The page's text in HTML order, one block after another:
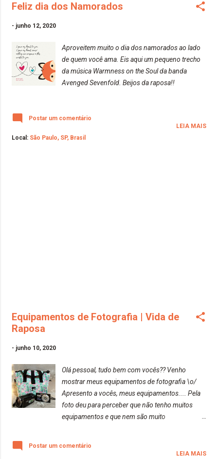
Feliz dia dos Namorados
- junho 12, 2020
Aproveitem muito o dia dos namorados ao lado
de quem você ama. Eis aqui um pequeno trecho
da música Warmness on the Soul da banda
Avenged Sevenfold. Beijos da raposa!!
Postar um comentário
Local: São Paulo, SP, Brasil
LEIA MAIS
Equipamentos de Fotografia | Vida de
Raposa
- junho 10, 2020
Olá pessoal, tudo bem com vocês?? Venho
mostrar meus equipamentos de fotografia \o/
Apresento a vocês, meus equipamentos.... Pela
foto deu para perceber que não tenho muitos
equipamentos e que nem são muito
surpreendente. Irei mostrar a qualidade da foto
Postar um comentário
LEIA MAIS